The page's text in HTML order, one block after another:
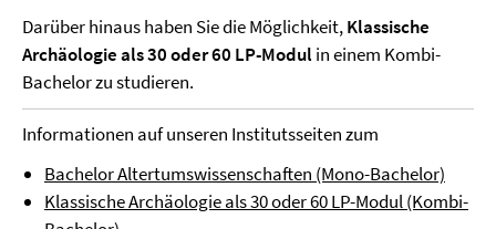
Darüber hinaus haben Sie die Möglichkeit,Klassische
Archäologie als 30 oder 60 LP-Modulin einem Kombi-
Bachelor zu studieren.
Informationen auf unseren Institutsseiten zum
Bachelor Altertumswissenschaften (Mono-Bachelor)
Klassische Archäologie als 30 oder 60 LP-Modul (Kombi-